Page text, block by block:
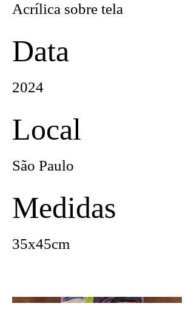
Acrílica sobre tela
Data
2024
Local
São Paulo
Medidas
35x45cm